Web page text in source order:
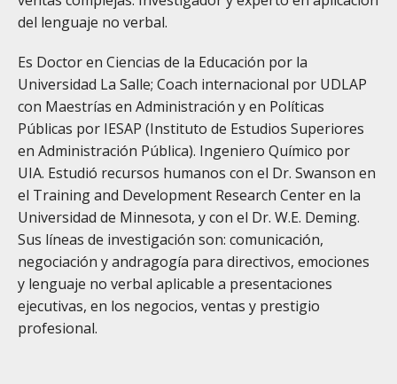
del lenguaje no verbal.
Es Doctor en Ciencias de la Educación por la
Universidad La Salle; Coach internacional por UDLAP
con Maestrías en Administración y en Políticas
Públicas por IESAP (Instituto de Estudios Superiores
en Administración Pública). Ingeniero Químico por
UIA. Estudió recursos humanos con el Dr. Swanson en
el Training and Development Research Center en la
Universidad de Minnesota, y con el Dr. W.E. Deming.
Sus líneas de investigación son: comunicación,
negociación y andragogía para directivos, emociones
y lenguaje no verbal aplicable a presentaciones
ejecutivas, en los negocios, ventas y prestigio
profesional.